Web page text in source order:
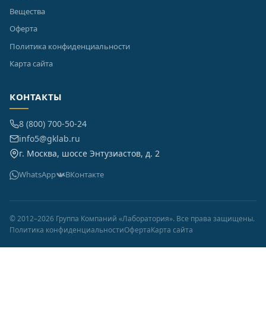
Вещества
Оферта
Политика конфиденциальности
Карта сайта
КОНТАКТЫ
8 (800) 700-50-24
info5@gklab.ru
г. Москва, шоссе Энтузиастов, д. 2
WhatsApp ВКонтакте
© 2012–2026 Группа Компаний «Лаборатория». Все права защищены.
Политика конфиденциальностиОфертаКарта сайта